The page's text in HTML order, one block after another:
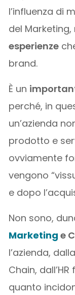
l’influenza di
del
esperienze
brand.
È un
perché, in
un’azienda
prodotto e
ovviamente
vengono
e dopo
Non sono,
Marketinge
l’azienda,
Chain,
quanto